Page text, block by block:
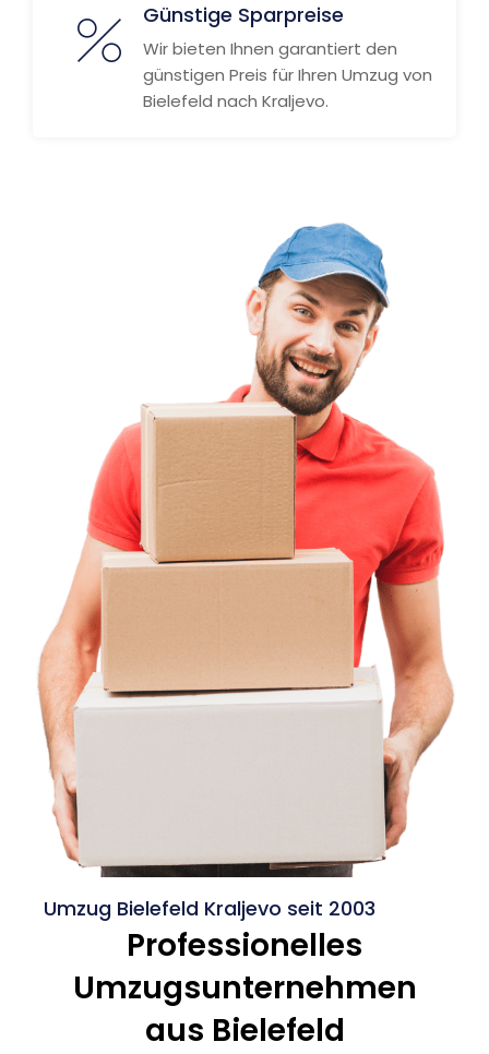
Günstige Sparpreise
Wir bieten Ihnen garantiert den
günstigen Preis für Ihren Umzug von
Bielefeld nach Kraljevo.
Umzug Bielefeld Kraljevo seit 2003
Professionelles
Umzugsunternehmen
aus Bielefeld